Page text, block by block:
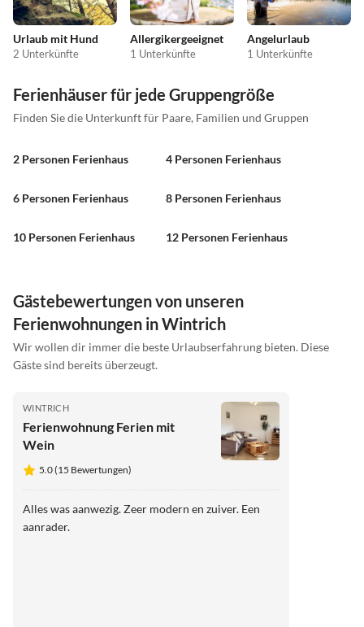
Urlaub mit Hund
2 Unterkünfte
Allergikergeeignet
1 Unterkünfte
Angelurlaub
1 Unterkünfte
Ferienhäuser für jede Gruppengröße
Finden Sie die Unterkunft für Paare, Familien und Gruppen
2 Personen Ferienhaus 4 Personen Ferienhaus
6 Personen Ferienhaus 8 Personen Ferienhaus
10 Personen Ferienhaus 12 Personen Ferienhaus
Gästebewertungen von unseren
Ferienwohnungen in Wintrich
Wir wollen dir immer die beste Urlaubserfahrung bieten. Diese
Gäste sind bereits überzeugt.
WINTRICH
Ferienwohnung Ferien mit
Wein
5.0 (15 Bewertungen)
Alles was aanwezig. Zeer modern en zuiver. Een
aanrader.